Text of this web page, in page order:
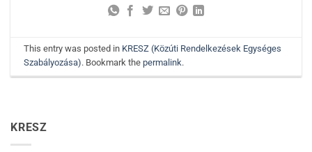
This entry was posted in KRESZ (Közúti Rendelkezések Egységes
Szabályozása). Bookmark the permalink.
KRESZ